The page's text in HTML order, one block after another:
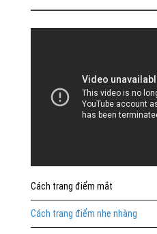
Cách trang điểm mắt
Cách trang điểm nhẹ nhàng